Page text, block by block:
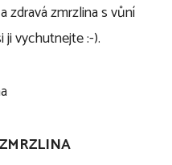
zdravá zmrzlina s vůní
vychutnejte :-).